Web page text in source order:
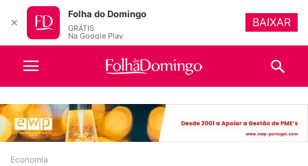
Economia
✕
Folha do Domingo
GRÁTIS
Na Google Play
BAIXAR